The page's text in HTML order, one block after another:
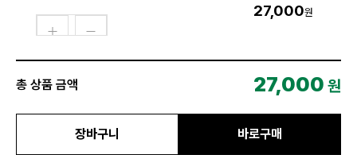
27,000원
총 상품 금액 27,000 원
장바구니 바로구매